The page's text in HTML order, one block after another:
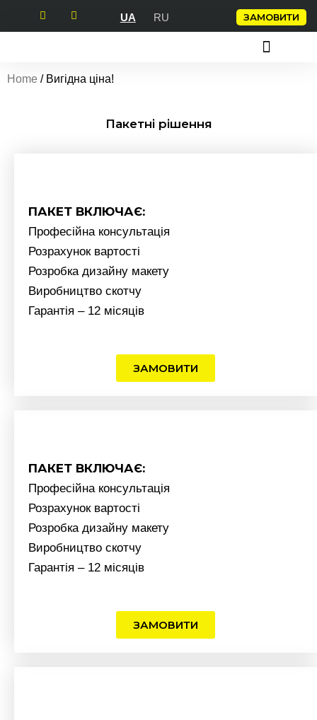
Перейти
до
UA RU ЗАМОВИТИ
Home / Вигідна ціна!
Пакетні рішення
ПАКЕТ ВКЛЮЧАЄ:
Професійна консультація
Розрахунок вартості
Розробка дизайну макету
Виробництво скотчу
Гарантія – 12 місяців
ЗАМОВИТИ
ПАКЕТ ВКЛЮЧАЄ:
Професійна консультація
Розрахунок вартості
Розробка дизайну макету
Виробництво скотчу
Гарантія – 12 місяців
ЗАМОВИТИ